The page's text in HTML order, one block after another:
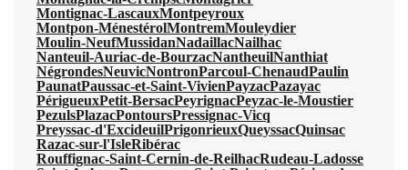
Montignac-LascauxMontpeyroux
Montpon-MénestérolMontremMouleydier
Moulin-NeufMussidanNadaillacNailhac
Nanteuil-Auriac-de-BourzacNantheuilNanthiat
NégrondesNeuvicNontronParcoul-ChenaudPaulin
PaunatPaussac-et-Saint-VivienPayzacPazayac
PérigueuxPetit-BersacPeyrignacPeyzac-le-Moustier
PezulsPlazacPontoursPressignac-Vicq
Preyssac-d'ExcideuilPrigonrieuxQueyssacQuinsac
Razac-sur-l'IsleRibérac
Rouffignac-Saint-Cernin-de-ReilhacRudeau-Ladosse